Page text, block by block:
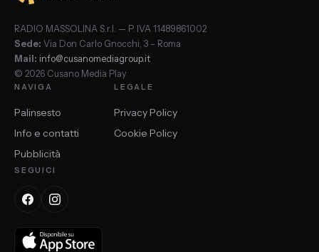
RADIO MASSOLINA S.r.l. — P. IVA 11489861002
Sede: Via Don Carlo Gnocchi, 3 – Roma
Mail: info@cusanomediagroup.it
© 2026 Cusano Media Play
NAVIGA
Palinsesto
Info e contatti
Pubblicità
LEGALE
Privacy Policy
Cookie Policy
SEGUICI